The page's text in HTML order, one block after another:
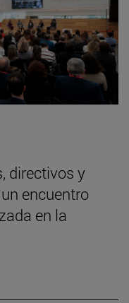
directivos y
encuentro
en la